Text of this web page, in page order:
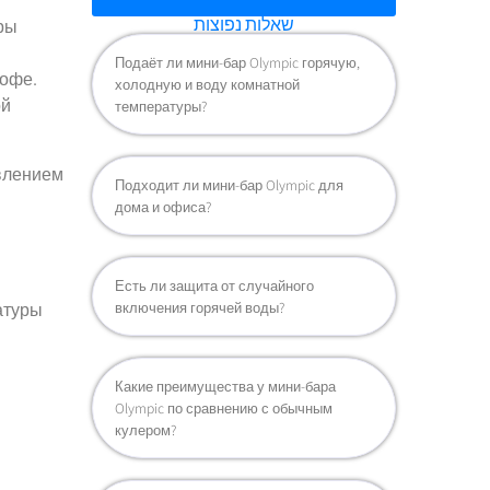
שאלות נפוצות
Подаёт ли мини-бар Olympic горячую,
холодную и воду комнатной
температуры?
Подходит ли мини-бар Olympic для
дома и офиса?
Есть ли защита от случайного
включения горячей воды?
Какие преимущества у мини-бара
Olympic по сравнению с обычным
кулером?